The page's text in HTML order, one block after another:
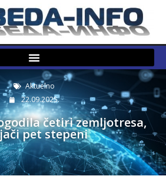
Aktuelno
22.09.2025.
četiri zemljotresa,
pet stepeni